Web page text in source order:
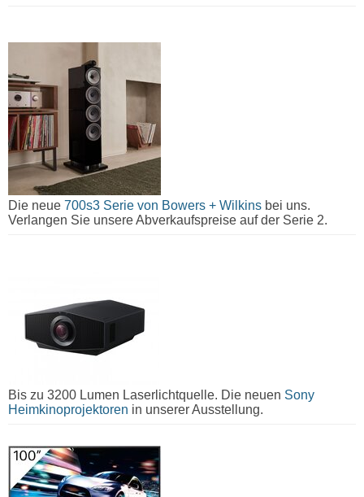
Die neue 700s3 Serie von Bowers + Wilkins bei uns.
Verlangen Sie unsere Abverkaufspreise auf der Serie 2.
Bis zu 3200 Lumen Laserlichtquelle. Die neuen Sony
Heimkinoprojektoren in unserer Ausstellung.